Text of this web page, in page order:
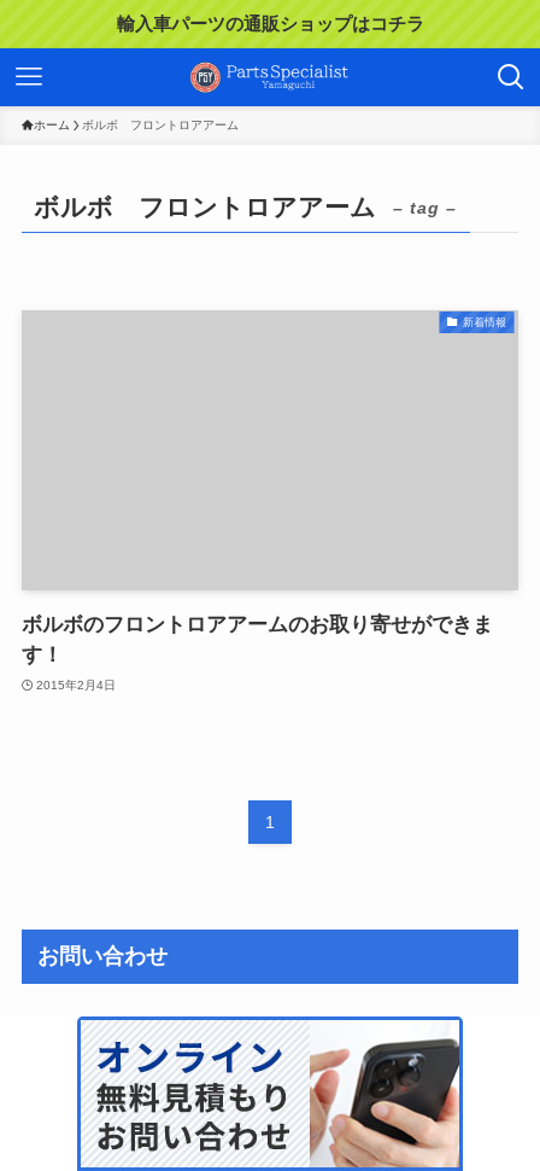
輸入車パーツの通販ショップはコチラ
ホーム ボルボ フロントロアアーム
ボルボ フロントロアアーム – tag –
新着情報
ボルボのフロントロアアームのお取り寄せができま
す！
2015年2月4日
1
お問い合わせ